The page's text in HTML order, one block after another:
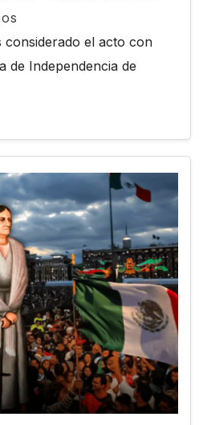
considerado el acto con
de Independencia de